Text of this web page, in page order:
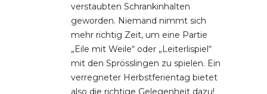
verstaubten Schrankinhalten
geworden. Niemand nimmt sich
mehr richtig Zeit, um eine Partie
„Eile mit Weile“ oder „Leiterlispiel“
mit den Sprösslingen zu spielen. Ein
verregneter Herbstferientag bietet
also die richtige Gelegenheit dazu!